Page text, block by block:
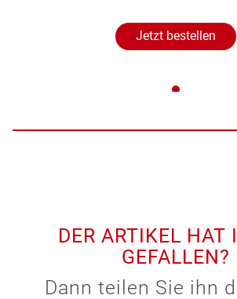
Jetzt bestellen
DER ARTIKEL HAT
GEFALLEN?
Dann teilen Sie ihn